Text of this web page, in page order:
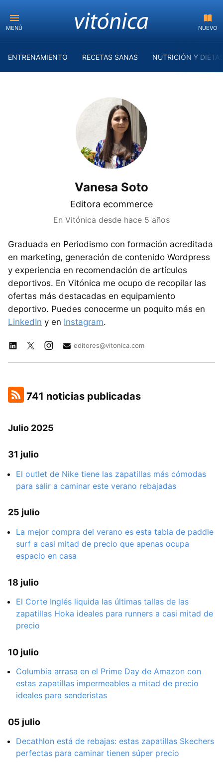
MENÚ NUEVO
ENTRENAMIENTO RECETAS SANAS NUTRICIÓN Y
Vanesa Soto
Editora ecommerce
En Vitónica desde hace 5 años
Graduada en Periodismo con formación acreditada
en marketing, generación de contenido Wordpress
y experiencia en recomendación de artículos
deportivos. En Vitónica me ocupo de recopilar las
ofertas más destacadas en equipamiento
deportivo. Puedes conocerme un poquito más en
LinkedIn y en Instagram.
editores@vitonica.com
741 noticias publicadas
Julio 2025
31 julio
El outlet de Nike tiene las zapatillas más cómodas
para salir a caminar este verano rebajadas
25 julio
La mejor compra del verano es esta tabla de paddle
surf a casi mitad de precio que apenas ocupa
espacio en casa
18 julio
El Corte Inglés liquida las últimas tallas de las
zapatillas Hoka ideales para runners a casi mitad de
precio
10 julio
Columbia arrasa en el Prime Day de Amazon con
estas zapatillas impermeables a mitad de precio
ideales para senderistas
05 julio
Decathlon está de rebajas: estas zapatillas Skechers
perfectas para caminar tienen súper precio